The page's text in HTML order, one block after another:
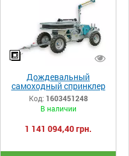
Дождевальный
самоходный спринклер
Irriforce Ultra TD3500-500
Код: 1603451248
В наличии
1 141 094,40 грн.